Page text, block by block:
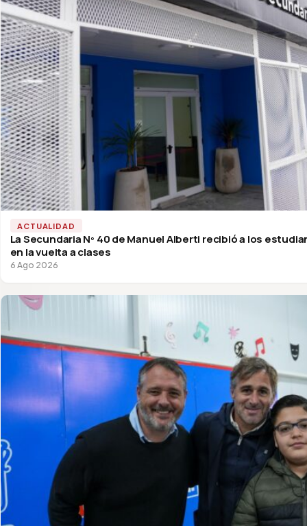
ACTUALIDAD
La Secundaria Nº 40 de Manuel Alberti recibió a los
en la vuelta a clases
6 Ago 2026